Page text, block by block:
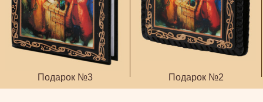
Подарок №3 Подарок №2